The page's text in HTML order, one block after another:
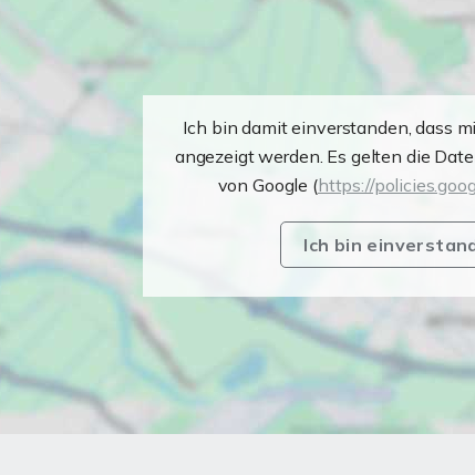
Ich bin damit einverstanden, dass
angezeigt werden. Es gelten die
von Google (https://
Ich bin